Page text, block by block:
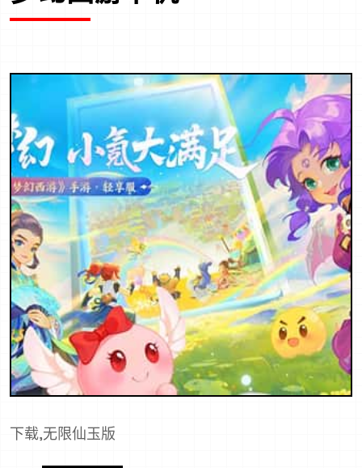
下载,无限仙玉版